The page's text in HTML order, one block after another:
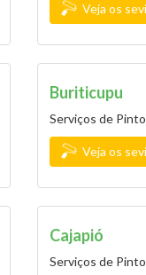
Veja os
Buriticupu
Serviços de
Veja os
Cajapió
Serviços de